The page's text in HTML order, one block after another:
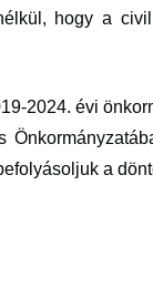
hogy a
2024. évi
a